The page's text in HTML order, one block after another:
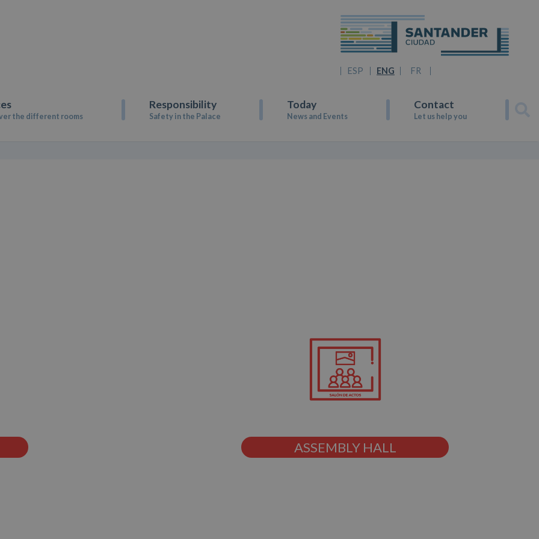
ESP ENG FR
the different rooms
Responsibility
Safety in the Palace
Today
News and Events
Contact
Let us help you
ASSEMBLY HALL